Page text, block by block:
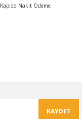
Kapıda Nakit Ödeme
KAYDET